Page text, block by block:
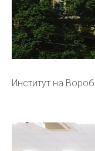
Институт на